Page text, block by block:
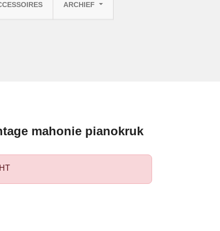
ARCHIEF
mahonie pianokruk